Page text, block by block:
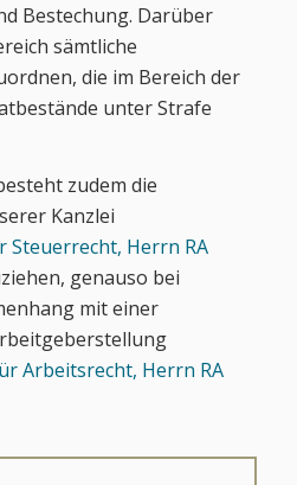
Bestechung. Darüber
sämtliche
die im Bereich der
unter Strafe
zudem die
Kanzlei
Steuerrecht, Herrn RA
genauso bei
mit einer
Arbeitsrecht, Herrn RA